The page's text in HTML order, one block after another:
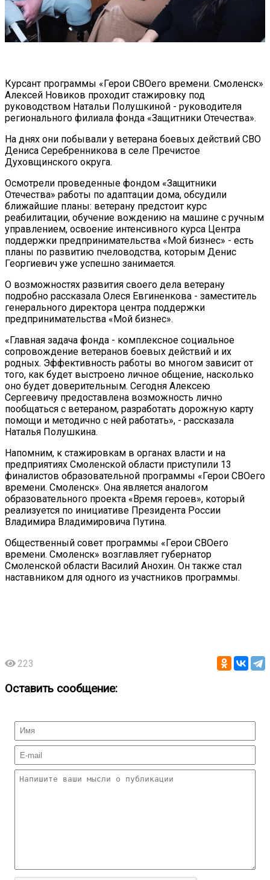
Курсант программы «Герои СВОего времени. Смоленск»
Алексей Новиков проходит стажировку под
руководством Натальи Полушкиной - руководителя
регионального филиала фонда «Защитники Отечества».
На днях они побывали у ветерана боевых действий СВО
Дениса Серебренникова в селе Пречистое
Духовщинского округа.
Осмотрели проведенные фондом «Защитники
Отечества» работы по адаптации дома, обсудили
ближайшие планы: ветерану предстоит курс
реабилитации, обучение вождению на машине с ручным
управлением, освоение интенсивного курса Центра
поддержки предпринимательства «Мой бизнес» - есть
планы по развитию пчеловодства, которым Денис
Георгиевич уже успешно занимается.
О возможностях развития своего дела ветерану
подробно рассказала Олеся Евгиненкова - заместитель
генерального директора центра поддержки
предпринимательства «Мой бизнес».
«Главная задача фонда - комплексное социальное
сопровождение ветеранов боевых действий и их
родных. Эффективность работы во многом зависит от
того, как будет выстроено личное общение, насколько
оно будет доверительным. Сегодня Алексею
Сергеевичу предоставлена возможность лично
пообщаться с ветераном, разработать дорожную карту
помощи и методично с ней работать», - рассказала
Наталья Полушкина.
Напомним, к стажировкам в органах власти и на
предприятиях Смоленской области приступили 13
финалистов образовательной программы «Герои СВОего
времени. Смоленск». Она является аналогом
образовательного проекта «Время героев», который
реализуется по инициативе Президента России
Владимира Владимировича Путина.
Общественный совет программы «Герои СВОего
времени. Смоленск» возглавляет губернатор
Смоленской области Василий Анохин. Он также стал
наставником для одного из участников программы.
223
Оставить сообщение: